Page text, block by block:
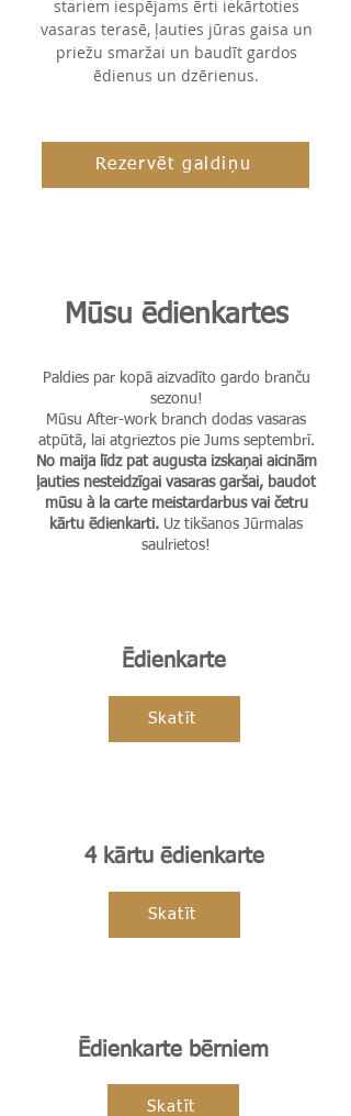
stariem iespējams ērti iekārtoties
vasaras terasē, ļauties jūras gaisa un
priežu smaržai un baudīt gardos
ēdienus un dzērienus.
Rezervēt galdiņu
Mūsu ēdienkartes
Paldies par kopā aizvadīto gardo branču
sezonu!
Mūsu After-work branch dodas vasaras
atpūtā, lai atgrieztos pie Jums septembrī.
No maija līdz pat augusta izskaņai aicinām
ļauties nesteidzīgai vasaras garšai, baudot
mūsu à la carte meistardarbus vai četru
kārtu ēdienkarti. Uz tikšanos Jūrmalas
saulrietos!
Skatīt
Ēdienkarte
Skatīt
4 kārtu ēdienkarte
Skatīt
Ēdienkarte bērniem